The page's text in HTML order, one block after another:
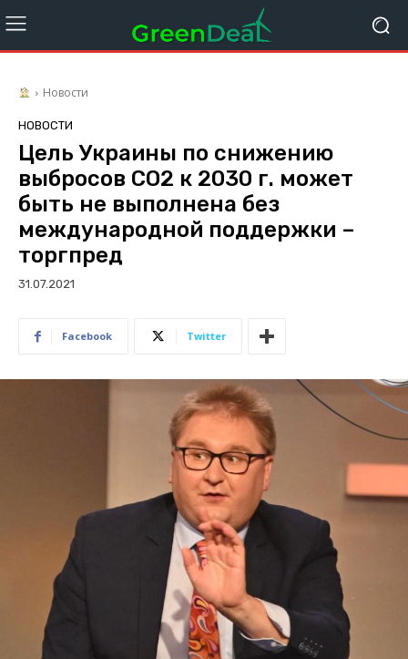
Новости
НОВОСТИ
Цель Украины по снижению
выбросов СО2 к 2030 г. может
быть не выполнена без
международной поддержки –
торгпред
31.07.2021
Facebook Twitter